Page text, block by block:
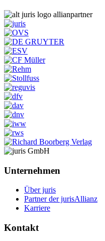
Unternehmen
Über juris
Partner der jurisAllianz
Karriere
Kontakt